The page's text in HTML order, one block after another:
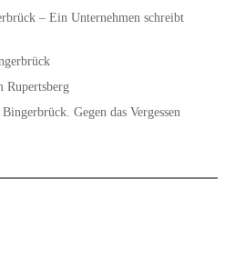
– Ein Unternehmen schreibt
Rupertsberg
Gegen das Vergessen